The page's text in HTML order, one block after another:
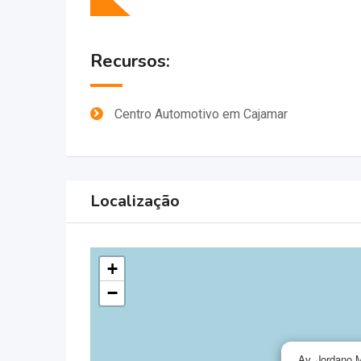
Recursos:
Centro Automotivo em Cajamar
Localização
+
−